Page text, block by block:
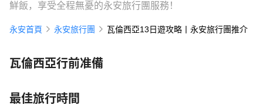
鮮飯，享受全程無憂的永安旅行團服務！
永安首頁 永安旅行團 瓦倫西亞13日遊攻略丨永安旅行團推介
瓦倫西亞行前准備
最佳旅行時間